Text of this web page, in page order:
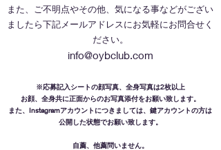
また、ご不明点やその他、気になる事などがござい
ましたら下記メールアドレスにお気軽にお問合せく
ださい。
info@oybclub.com
※応募記入シートの顔写真、全身写真は2枚以上
お顔、全身共に正面からのお写真添付をお願い致します。
また、Instagramアカウントにつきましては、鍵アカウントの方は
公開した状態でお願い致します。
自薦、他薦問いません。